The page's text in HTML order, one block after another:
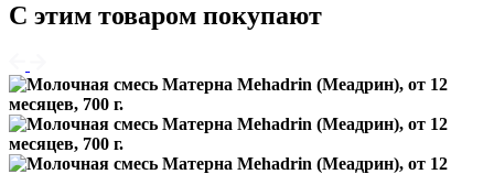
С этим товаром покупают